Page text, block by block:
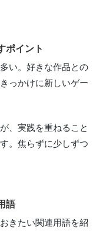
ポイント
い。好きな作品との
っかけに新しいゲー
、実践を重ねること
。焦らずに少しずつ
語
きたい関連用語を紹